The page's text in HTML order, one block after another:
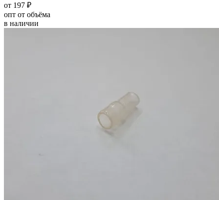
от 197 ₽
опт от объёма
в наличии